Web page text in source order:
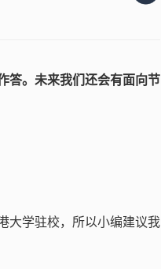
答。未来我们还会有面向节
大学驻校，所以小编建议我